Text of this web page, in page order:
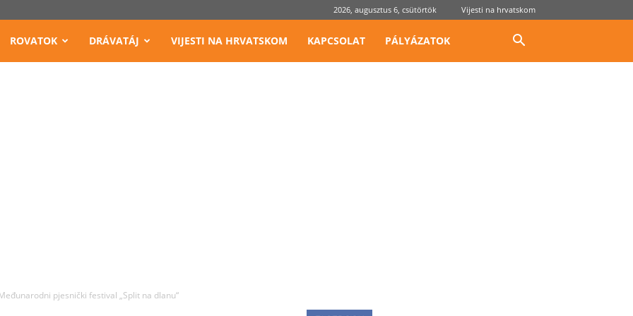
2026, augusztus 6, csütörtök Vijesti na hrvatskom
ROVATOK DRÁVATÁJ VIJESTI NA HRVATSKOM KAPCSOLAT PÁLYÁZATOK
pjesnički festival „Split na dlanu“